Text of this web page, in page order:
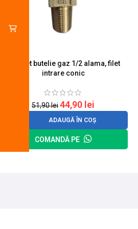
Robinet butelie gaz 1/2 alama, filet
intrare conic
51,90lei44,90 lei
ADAUGĂ ÎN COȘ
COMANDĂ PE